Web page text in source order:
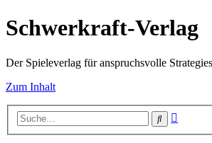
Schwerkraft-Verlag
Der Spieleverlag für anspruchsvolle
Zum Inhalt
Suche